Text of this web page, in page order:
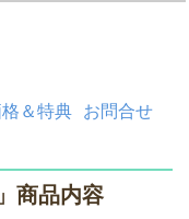
＆特典 お問合せ
商品内容